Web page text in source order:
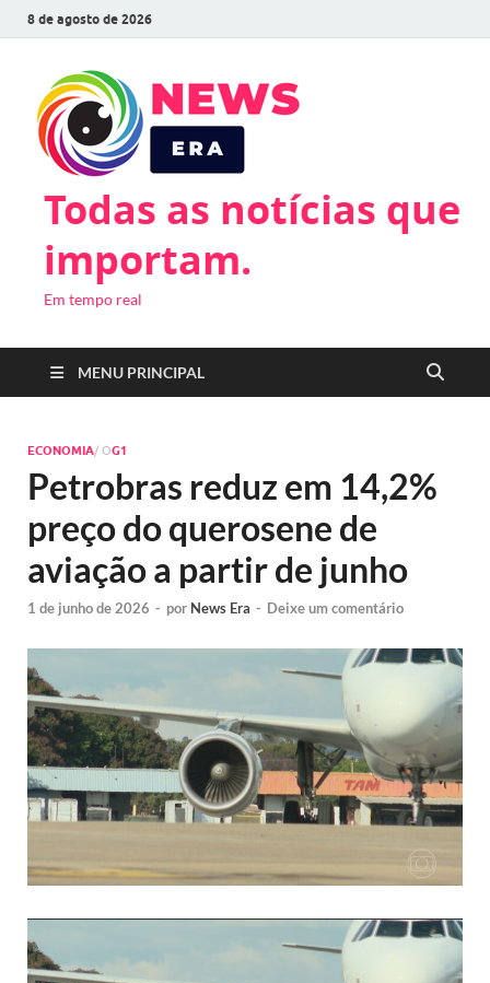
8 de agosto de 2026
Todas as notícias que
importam.
Em tempo real
MENU PRINCIPAL
ECONOMIA/ OG1
Petrobras reduz em 14,2%
preço do querosene de
aviação a partir de junho
1 de junho de 2026 - por News Era - Deixe um comentário